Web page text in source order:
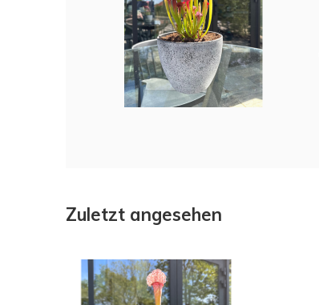
Zuletzt angesehen